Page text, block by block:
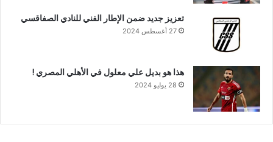
تعزيز جديد ضمن الإطار الفني للنادي الصفاقسي
27 أغسطس 2024
هذا هو بديل علي معلول في الأهلي المصري !
28 يوليو 2024